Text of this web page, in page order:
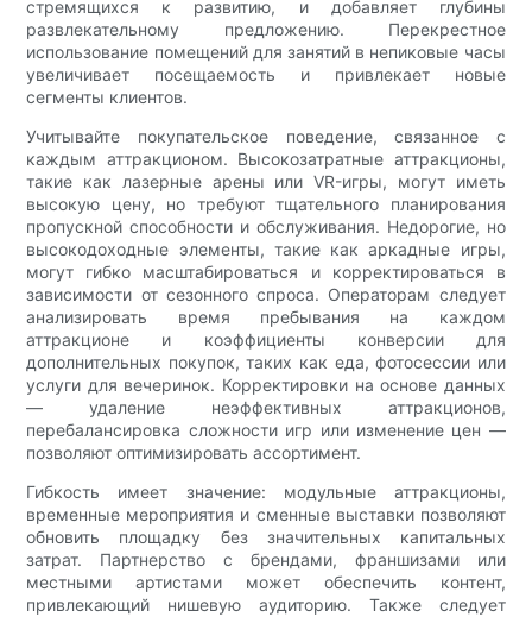
стремящихся к развитию, и добавляет глубины
развлекательному предложению. Перекрестное
использование помещений для занятий в непиковые часы
увеличивает посещаемость и привлекает новые
сегменты клиентов.
Учитывайте покупательское поведение, связанное с
каждым аттракционом. Высокозатратные аттракционы,
такие как лазерные арены или VR-игры, могут иметь
высокую цену, но требуют тщательного планирования
пропускной способности и обслуживания. Недорогие, но
высокодоходные элементы, такие как аркадные игры,
могут гибко масштабироваться и корректироваться в
зависимости от сезонного спроса. Операторам следует
анализировать время пребывания на каждом
аттракционе и коэффициенты конверсии для
дополнительных покупок, таких как еда, фотосессии или
услуги для вечеринок. Корректировки на основе данных
— удаление неэффективных аттракционов,
перебалансировка сложности игр или изменение цен —
позволяют оптимизировать ассортимент.
Гибкость имеет значение: модульные аттракционы,
временные мероприятия и сменные выставки позволяют
обновить площадку без значительных капитальных
затрат. Партнерство с брендами, франшизами или
местными артистами может обеспечить контент,
привлекающий нишевую аудиторию. Также следует